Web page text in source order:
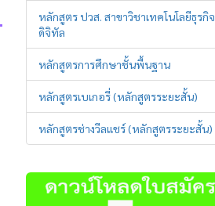
หลักสูตร ปวส. สาขาวิชาเทคโนโลยีธุรกิจ
ดิจิทัล
หลักสูตรการศึกษาชั้นพื้นฐาน
หลักสูตรเบเกอรี่ (หลักสูตรระยะสั้น)
หลักสูตรช่างวีลแชร์ (หลักสูตรระยะสั้น)